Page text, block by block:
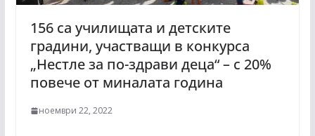
156 са училищата и детските
градини, участващи в конкурса
„Нестле за по-здрави деца“ – с 20%
повече от миналата година
ноември 22, 2022